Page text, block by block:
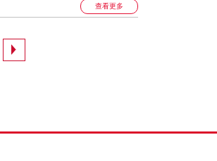
查看更多